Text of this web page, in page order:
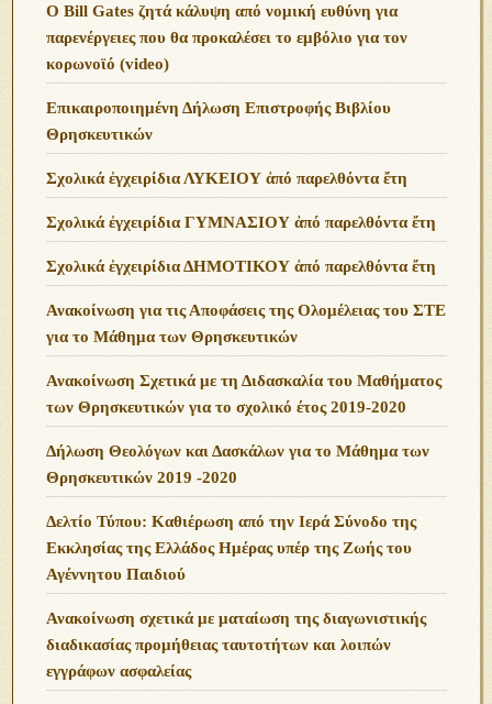
O Bill Gates ζητά κάλυψη από νομική ευθύνη για
παρενέργειες που θα προκαλέσει το εμβόλιο για τον
κορωνοϊό (video)
Επικαιροποιημένη Δήλωση Επιστροφής Βιβλίου
Θρησκευτικών
Σχολικά ἐγχειρίδια ΛΥΚΕΙΟΥ ἀπό παρελθόντα ἔτη
Σχολικά ἐγχειρίδια ΓΥΜΝΑΣΙΟΥ ἀπό παρελθόντα ἔτη
Σχολικά ἐγχειρίδια ΔΗΜΟΤΙΚΟΥ ἀπό παρελθόντα ἔτη
Ανακοίνωση για τις Αποφάσεις της Ολομέλειας του ΣΤΕ
για το Μάθημα των Θρησκευτικών
Ανακοίνωση Σχετικά με τη Διδασκαλία του Μαθήματος
των Θρησκευτικών για το σχολικό έτος 2019-2020
Δήλωση Θεολόγων και Δασκάλων για το Μάθημα των
Θρησκευτικών 2019 -2020
Δελτίο Τύπου: Καθιέρωση από την Ιερά Σύνοδο της
Εκκλησίας της Ελλάδος Ημέρας υπέρ της Ζωής του
Αγέννητου Παιδιού
Ανακοίνωση σχετικά με ματαίωση της διαγωνιστικής
διαδικασίας προμήθειας ταυτοτήτων και λοιπών
εγγράφων ασφαλείας